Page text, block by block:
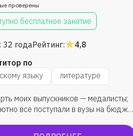
Ольга
Даниил
Марина
Максим
Михаил
проверены
бесплатное занятие
32 годаРейтинг:
4,8
по
языку
литературе
моих выпускников — медалисты;
все поступали в вузы на бюджет
МТУСИ, МГПУ